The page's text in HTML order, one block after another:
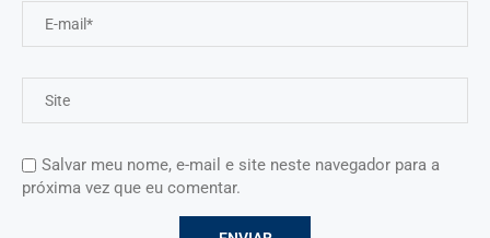
Salvar meu nome, e-mail e site neste navegador para a
próxima vez que eu comentar.